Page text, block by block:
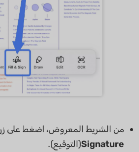
من الشريط المعروض، اضغط على زر
Signature(التوقيع).